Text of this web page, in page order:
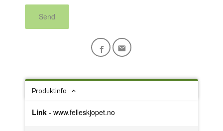
Send
Produktinfo
Link - www.felleskjopet.no